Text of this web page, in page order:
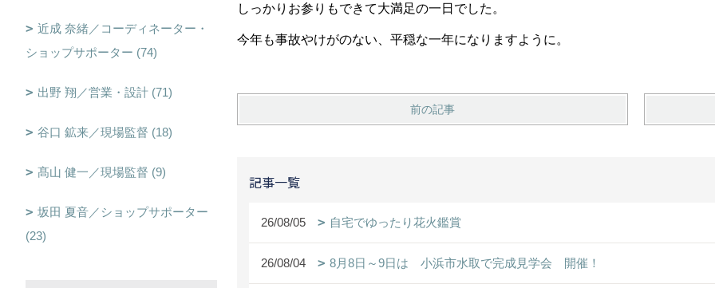
しっかりお参りもできて大満足の一日でした。
今年も事故やけがのない、平穏な一年になりますように。
前の記事
記事一覧
26/08/05 自宅でゆったり花火鑑賞
26/08/04 8月8日～9日は 小浜市水取で完成見学会 開催！
近成 奈緒／コーディネーター・
ショップサポーター (74)
出野 翔／営業・設計 (71)
谷口 鉱来／現場監督 (18)
髙山 健一／現場監督 (9)
坂田 夏音／ショップサポーター
(23)